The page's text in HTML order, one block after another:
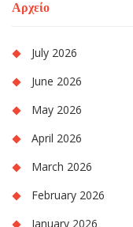
Αρχείο
July 2026
June 2026
May 2026
April 2026
March 2026
February 2026
January 2026